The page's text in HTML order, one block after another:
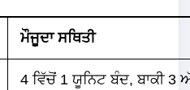
ਮੌਜੂਦਾ ਸਥਿਤੀ
4 ਵਿੱਚੋਂ 1 ਯੂਨਿਟ ਬੰਦ, ਬਾਕੀ 3